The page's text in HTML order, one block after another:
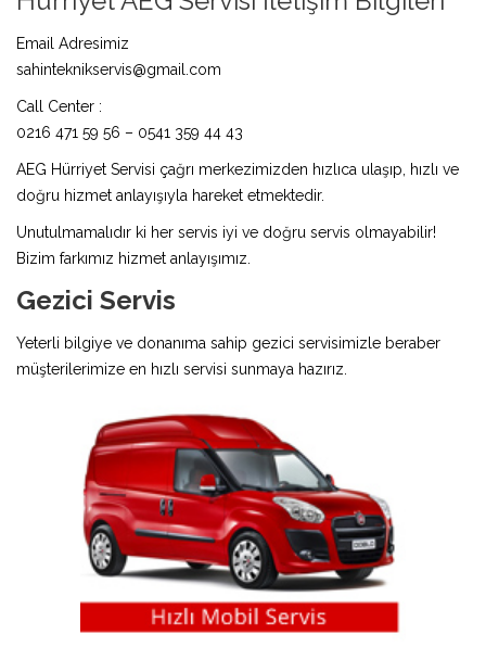
Email Adresimiz
sahinteknikservis@gmail.com
Call Center :
0216 471 59 56 – 0541 359 44 43
AEG Hürriyet Servisi çağrı merkezimizden hızlıca ulaşıp, hızlı ve
doğru hizmet anlayışıyla hareket etmektedir.
Unutulmamalıdır ki her servis iyi ve doğru servis olmayabilir!
Bizim farkımız hizmet anlayışımız.
Gezici Servis
Yeterli bilgiye ve donanıma sahip gezici servisimizle beraber
müşterilerimize en hızlı servisi sunmaya hazırız.